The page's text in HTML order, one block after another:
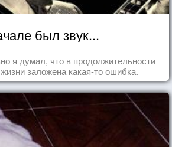
был звук...
я думал, что в продолжительности
заложена какая-то ошибка.